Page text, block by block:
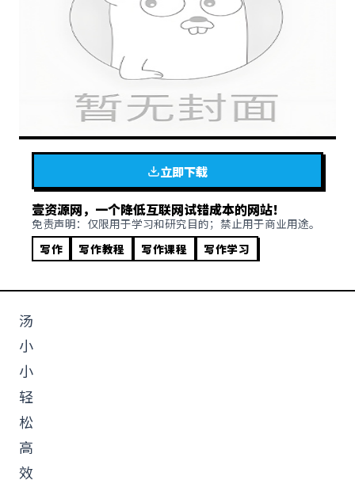
立即下载
壹资源网，一个降低互联网试错成本的网站！
免责声明：仅限用于学习和研究目的；禁止用于商业用途。
写作
写作教程 写作课程 写作学习
汤
小
小
轻
松
高
效